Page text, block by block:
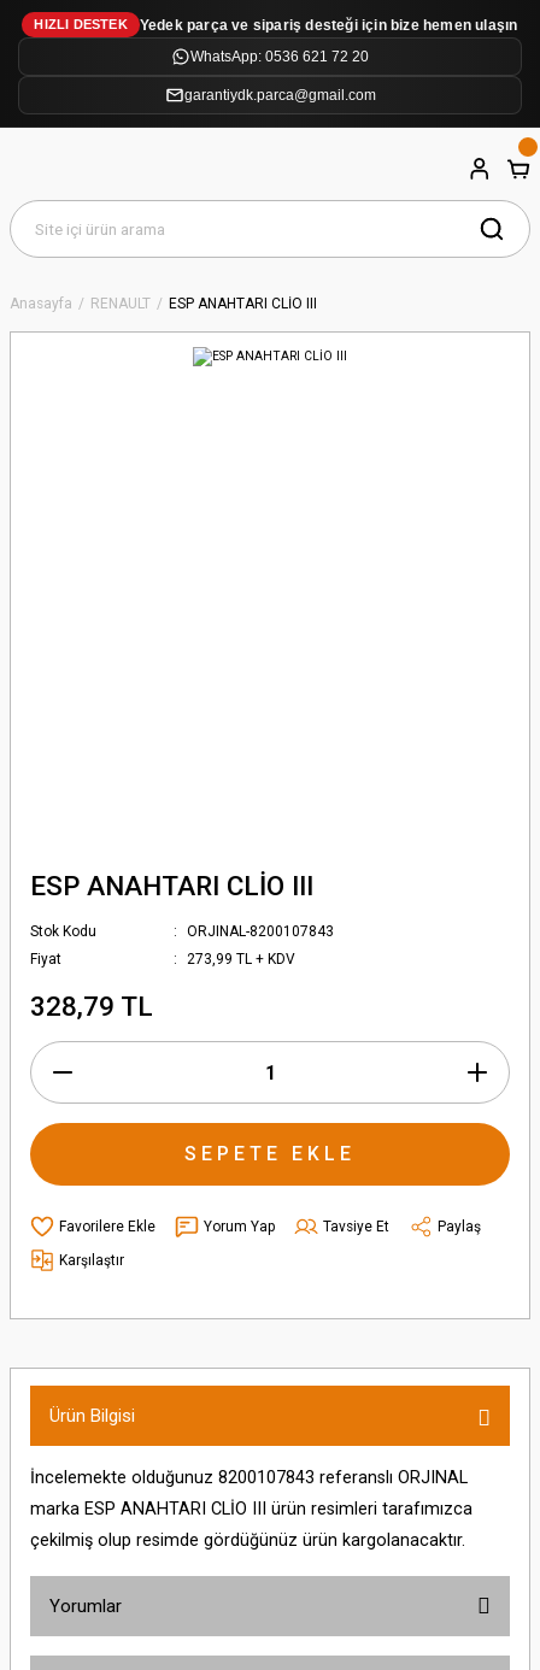
HIZLI DESTEK
Yedek parça ve sipariş desteği için bize hemen ulaşın
WhatsApp: 0536 621 72 20
garantiydk.parca@gmail.com
Anasayfa RENAULT ESP ANAHTARI CLİO III
ESP ANAHTARI CLİO III
Stok Kodu
ORJINAL-8200107843
Fiyat
273,99 TL + KDV
328,79 TL
SEPETE EKLE
Yorum Yap Tavsiye Et
Paylaş
Karşılaştır
Ürün Bilgisi
İncelemekte olduğunuz 8200107843 referanslı ORJINAL
marka ESP ANAHTARI CLİO III ürün resimleri tarafımızca
çekilmiş olup resimde gördüğünüz ürün kargolanacaktır.
Yorumlar